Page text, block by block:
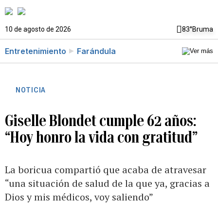
10 de agosto de 2026 83°Bruma
Entretenimiento Farándula
NOTICIA
Giselle Blondet cumple 62 años:
“Hoy honro la vida con gratitud”
La boricua compartió que acaba de atravesar
“una situación de salud de la que ya, gracias a
Dios y mis médicos, voy saliendo”